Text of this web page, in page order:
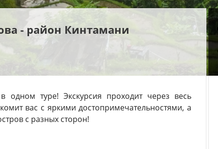
- район Кинтамани
одном туре! Экскурсия проходит через весь
вас с яркими достопримечательностями, а
с разных сторон!